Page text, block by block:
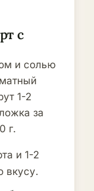
с
и солью
1-2
за
г.
и 1-2
вкусу.